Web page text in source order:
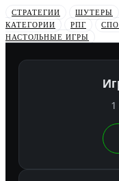
СТРАТЕГИИ ШУТЕРЫ
КАТЕГОРИИ
РПГ
НАСТОЛЬНЫЕ ИГРЫ